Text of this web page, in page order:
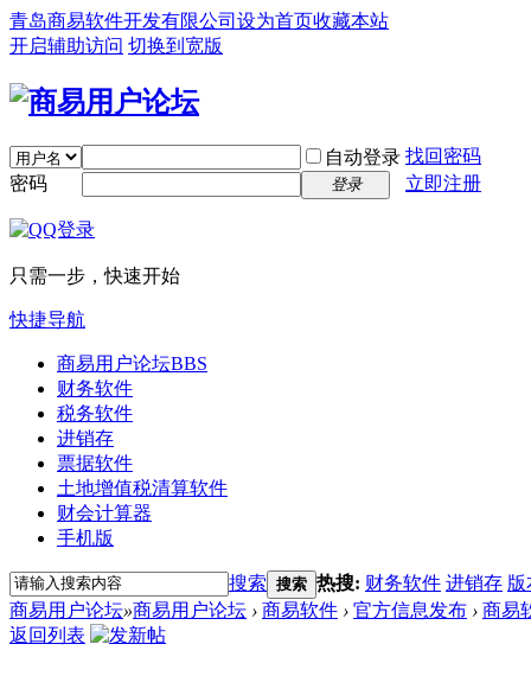
青岛商易软件开发有限公司 设为首页收藏本站
开启辅助访问 切换到宽版
自动登录 找回密码
密码
登录 立即注册
只需一步，快速开始
快捷导航
商易用户论坛BBS
财务软件
税务软件
进销存
票据软件
土地增值税清算软件
财会计算器
手机版
搜索 搜索 热搜: 财务软件 进销存 版
商易用户论坛»商易用户论坛 › 商易软件 › 官方信息发布 › 商易
返回列表